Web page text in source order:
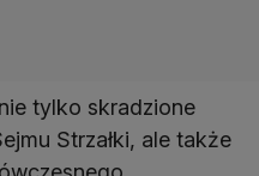
tylko skradzione
Strzałki, ale także